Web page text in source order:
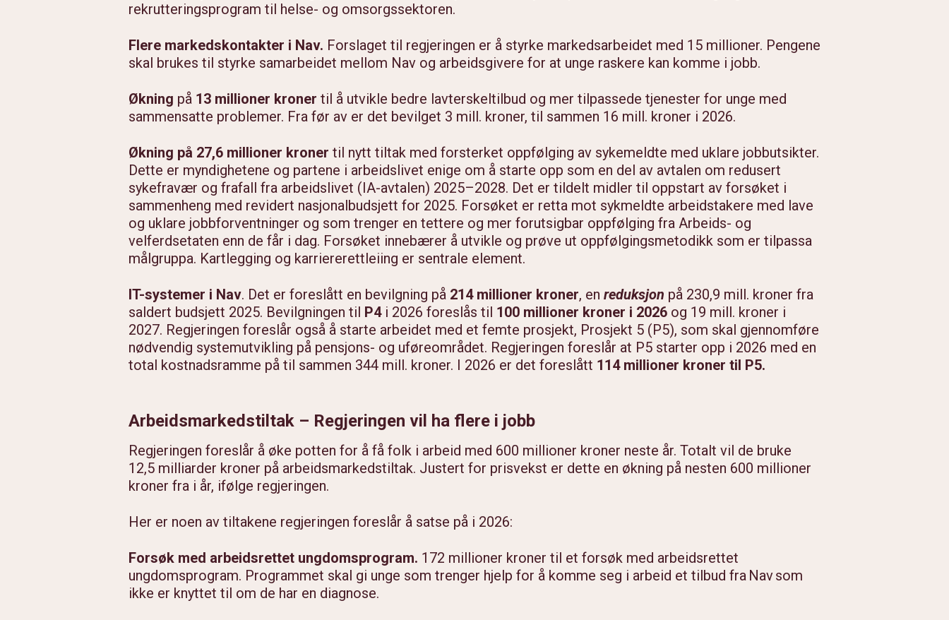
rekrutteringsprogram til helse- og omsorgssektoren.
Flere markedskontakter i Nav. Forslaget til regjeringen er å styrke markedsarbeidet med 15 millioner. Pengene
skal brukes til styrke samarbeidet mellom Nav og arbeidsgivere for at unge raskere kan komme i jobb.
Økning på 13 millioner kroner til å utvikle bedre lavterskeltilbud og mer tilpassede tjenester for unge med
sammensatte problemer. Fra før av er det bevilget 3 mill. kroner, til sammen 16 mill. kroner i 2026.
Økning på 27,6 millioner kroner til nytt tiltak med forsterket oppfølging av sykemeldte med uklare jobbutsikter.
Dette er myndighetene og partene i arbeidslivet enige om å starte opp som en del av avtalen om redusert
sykefravær og frafall fra arbeidslivet (IA-avtalen) 2025–2028. Det er tildelt midler til oppstart av forsøket i
sammenheng med revidert nasjonalbudsjett for 2025. Forsøket er retta mot sykmeldte arbeidstakere med lave
og uklare jobbforventninger og som trenger en tettere og mer forutsigbar oppfølging fra Arbeids- og
velferdsetaten enn de får i dag. Forsøket innebærer å utvikle og prøve ut oppfølgingsmetodikk som er tilpassa
målgruppa. Kartlegging og karriererettleiing er sentrale element.
IT-systemer i Nav. Det er foreslått en bevilgning på 214 millioner kroner, en reduksjon på 230,9 mill. kroner fra
saldert budsjett 2025. Bevilgningen til P4i 2026 foreslås til 100 millioner kroner i 2026 og 19 mill. kroner i
2027. Regjeringen foreslår også å starte arbeidet med et femte prosjekt, Prosjekt 5 (P5), som skal gjennomføre
nødvendig systemutvikling på pensjons- og uføreområdet. Regjeringen foreslår at P5 starter opp i 2026 med en
total kostnadsramme på til sammen 344 mill. kroner. I 2026 er det foreslått 114 millioner kroner til P5.
Arbeidsmarkedstiltak – Regjeringen vil ha flere i jobb
Regjeringen foreslår å øke potten for å få folk i arbeid med 600 millioner kroner neste år. Totalt vil de bruke
12,5 milliarder kroner på arbeidsmarkedstiltak. Justert for prisvekst er dette en økning på nesten 600 millioner
kroner fra i år, ifølge regjeringen.
Her er noen av tiltakene regjeringen foreslår å satse på i 2026:
Forsøk med arbeidsrettet ungdomsprogram. 172 millioner kroner til et forsøk med arbeidsrettet
ungdomsprogram. Programmet skal gi unge som trenger hjelp for å komme seg i arbeid et tilbud fra Nav som
ikke er knyttet til om de har en diagnose.